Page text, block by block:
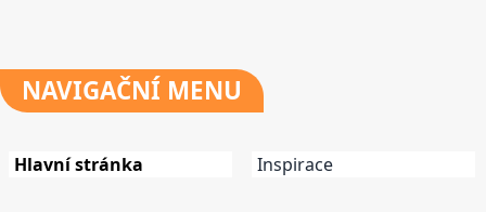
NAVIGAČNÍ MENU
Hlavní stránka Inspirace